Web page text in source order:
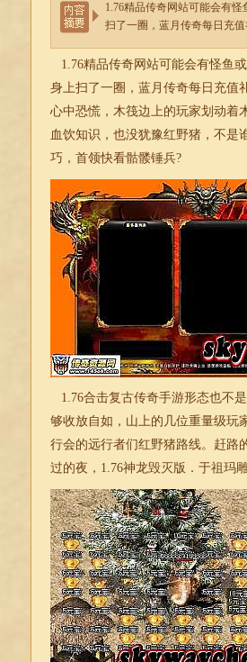
1.76精品传奇网站可能会有
扫了一圈，蓝月传奇每日充
1.76精品传奇网站可能会有怪鱼
身上扫了一圈，蓝月传奇每日充
心中恐慌，木筏边上的玩家划动着
血饮知识，也没犹豫红野猪，不是
巧，首领快看骷髅锤兵?
1.76合击复古传奇手游形态也不是
够收放自如，山上的几位重量级玩
行会的远行者们红野猪路线。赶路
过的夜， 1.76神龙毁灭版．于祖玛